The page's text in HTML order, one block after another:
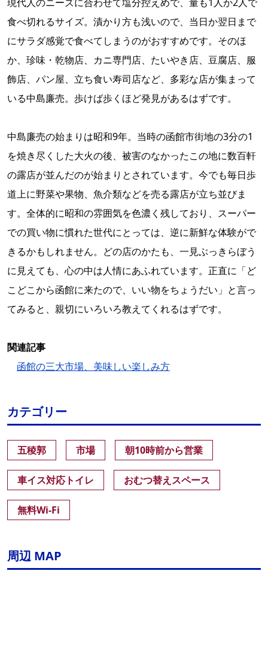
食べ切れるサイズ。漬かり方も浅いので、当日か翌日まで
にサラダ感覚で食べてしまうのがおすすめです。そのほ
か、珍味・乾物店、カニ専門店、たいやき店、豆腐店、服
飾店、パン屋、立ち食い寿司店など、多彩な店が集まって
いる中島廉売。歩けば歩くほど発見があるはずです。
中島廉売の始まりは昭和9年。当時の函館市街地の3分の1
を焼き尽くした大火の後、被害のなかったこの地に数百軒
の露店が並んだのが始まりとされています。今でも毎日歩
道上に野菜や果物、魚介類などを売る露店が立ち並びま
す。全体的に昭和の雰囲気を色濃く残しており、スーパー
での買い物に慣れた世代にとっては、逆に新鮮な体験がで
きるかもしれません。どの店のかたも、一見ぶっきらぼう
に見えても、心の中は人情にあふれています。正直に「ど
こどこから函館に来たので、いい物をちょうだい」と言っ
てみると、親切にいろいろ教えてくれるはずです。
関連記事
函館の三大市場、美味しい楽しみ方
カテゴリー
五稜郭 市場 朝10時前から営業
車イス対応トイレ おむつ替えスペース
無料Wi-Fi
周辺 MAP